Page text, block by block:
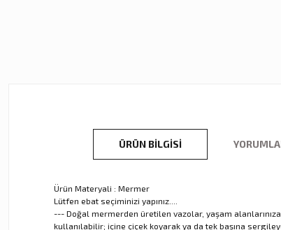
ÜRÜN BILGISI
Ürün Materyali : Mermer
Lütfen ebat seçiminizi yapınız....
--- Doğal mermerden üretilen vazolar, yaşam
kullanılabilir; içine çiçek koyarak ya da tek başına